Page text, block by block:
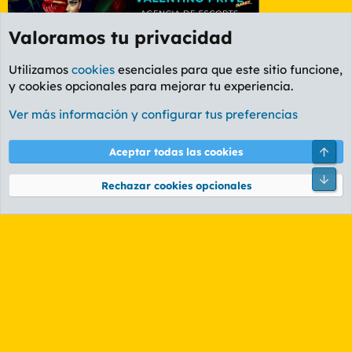
Foro General
Cookies
PL OLDSTYLE AMARILLO
Términos y reglas Política de privacidad Ayuda
Community platform by XenForo® © 2010-2026 XenForo Ltd.
Valoramos tu privacidad
Utilizamos cookies esenciales para que este sitio funcione,
y cookies opcionales para mejorar tu experiencia.
Ver más información y configurar tus preferencias
Aceptar todas las cookies
Rechazar cookies opcionales
Pie